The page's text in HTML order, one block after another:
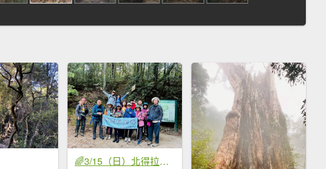
🌈3/15（日）北得拉曼神木+內鳥嘴山✨FB：熊熊趴爬走🌈